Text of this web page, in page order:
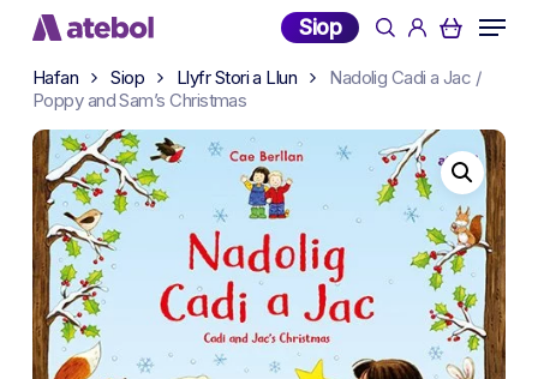
Skip
main
content
Siop searchaccount
Menu
Hafan Siop Llyfr Stori a Llun
Nadolig Cadi a Jac /
Poppy and Sam’s Christmas